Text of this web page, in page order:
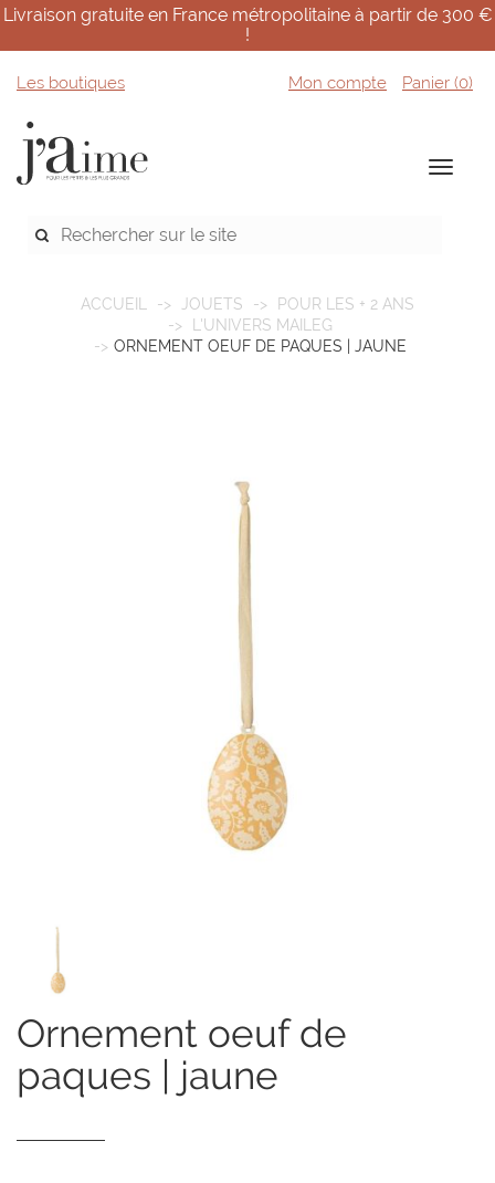
Livraison gratuite en France métropolitaine à partir de 300 €
!
Les boutiques Mon compte Panier (0)
ACCUEIL JOUETS
POUR LES + 2 ANS
L'UNIVERS MAILEG
ORNEMENT OEUF DE PAQUES | JAUNE
ornement oeuf de
paques | jaune